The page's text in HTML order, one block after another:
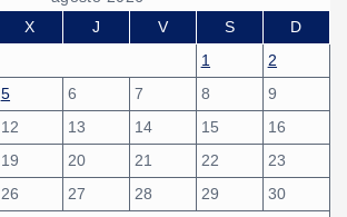
X J V S
D
1
2
5 6 7 8
9
12 13 14 15
16
19 20 21 22
23
26 27 28 29
30